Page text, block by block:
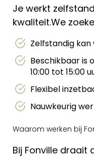
Je werkt
kwaliteit.We
Zelfstandig
Beschikbaar is
10:00 tot 15:00
Flexibel
Nauwkeurig
Waarom werken bij
Bij Fonville draait